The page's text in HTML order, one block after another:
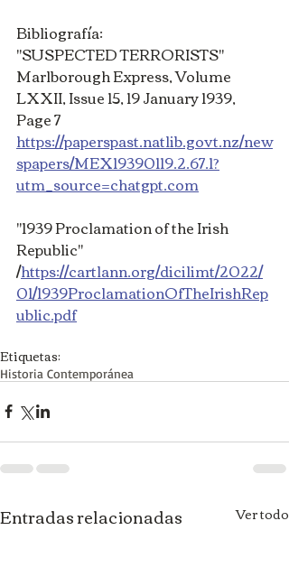
Bibliografía:
"SUSPECTED TERRORISTS"
Marlborough Express, Volume
LXXII, Issue 15, 19 January 1939,
Page 7
https://paperspast.natlib.govt.nz/new
spapers/MEX19390119.2.67.1?
utm_source=chatgpt.com
"1939 Proclamation of the Irish
Republic"
/https://cartlann.org/dicilimt/2022/
01/1939ProclamationOfTheIrishRep
ublic.pdf
Etiquetas:
Historia Contemporánea
Entradas relacionadas Ver todo